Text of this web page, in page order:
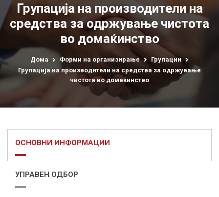
Групација на производители на
средства за одржување чистота
во домаќинство
Дома Форми на организирање
Групации
Групација на производители на средства за одржување
чистота во домаќинство
ОСНОВНИ ИНФОРМАЦИИ
УПРАВЕН ОДБОР